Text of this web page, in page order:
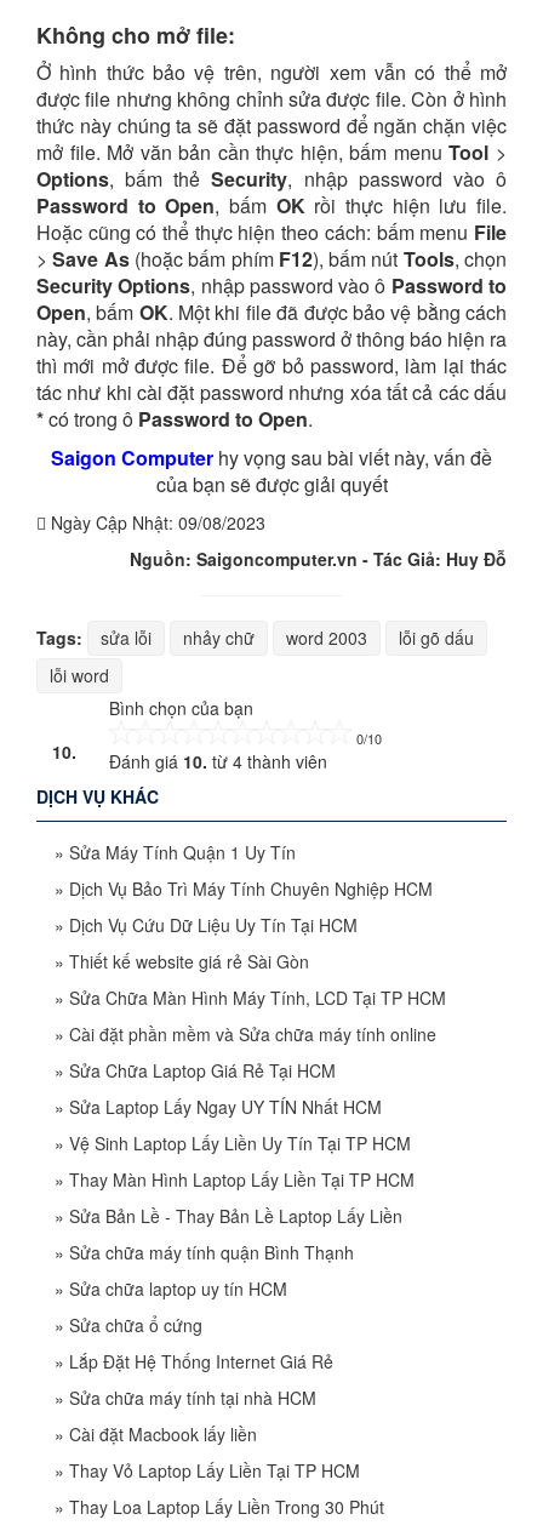
Không cho mở file:
Ở hình thức bảo vệ trên, người xem vẫn có thể mở
được file nhưng không chỉnh sửa được file. Còn ở hình
thức này chúng ta sẽ đặt password để ngăn chặn việc
mở file. Mở văn bản cần thực hiện, bấm menuTool >
Options, bấm thẻSecurity, nhập password vào ô
Password to Open, bấm OKrồi thực hiện lưu file.
Hoặc cũng có thể thực hiện theo cách: bấm menu File
>Save As(hoặc bấm phím F12), bấm nút Tools, chọn
Security Options, nhập password vào ô Password to
Open, bấm OK. Một khi file đã được bảo vệ bằng cách
này, cần phải nhập đúng password ở thông báo hiện ra
thì mới mở được file. Để gỡ bỏ password, làm lại thác
tác như khi cài đặt password nhưng xóa tất cả các dấu
*có trong ô Password to Open.
Saigon Computer hy vọng sau bài viết này, vấn đề
của bạn sẽ được giải quyết
Ngày Cập Nhật: 09/08/2023
Nguồn: Saigoncomputer.vn - Tác Giả: Huy Đỗ
Tags: sửa lỗi nhảy chữ word 2003
lỗi gõ dấu
lỗi word
10.
Bình chọn của bạn
0/10
Đánh giá 10. từ 4 thành viên
DỊCH VỤ KHÁC
» Sửa Máy Tính Quận 1 Uy Tín
» Dịch Vụ Bảo Trì Máy Tính Chuyên Nghiệp HCM
» Dịch Vụ Cứu Dữ Liệu Uy Tín Tại HCM
» Thiết kế website giá rẻ Sài Gòn
» Sửa Chữa Màn Hình Máy Tính, LCD Tại TP HCM
» Cài đặt phần mềm và Sửa chữa máy tính online
» Sửa Chữa Laptop Giá Rẻ Tại HCM
» Sửa Laptop Lấy Ngay UY TÍN Nhất HCM
» Vệ Sinh Laptop Lấy Liền Uy Tín Tại TP HCM
» Thay Màn Hình Laptop Lấy Liền Tại TP HCM
» Sửa Bản Lề - Thay Bản Lề Laptop Lấy Liền
» Sửa chữa máy tính quận Bình Thạnh
» Sửa chữa laptop uy tín HCM
» Sửa chữa ổ cứng
» Lắp Đặt Hệ Thống Internet Giá Rẻ
» Sửa chữa máy tính tại nhà HCM
» Cài đặt Macbook lấy liền
» Thay Vỏ Laptop Lấy Liền Tại TP HCM
» Thay Loa Laptop Lấy Liền Trong 30 Phút